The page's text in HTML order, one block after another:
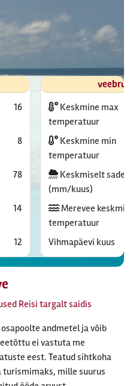
16
8
78
14
12
Keskmine max
temperatuur
Keskmine min
temperatuur
Keskmiselt
(mm/kuus)
Merevee
temperatuur
Vihmapäevi kuus
Reisi targalt saidis
andmetel ja võib
ei vastuta me
eest. Teatud sihtkoha
turismimaks, mille suurus